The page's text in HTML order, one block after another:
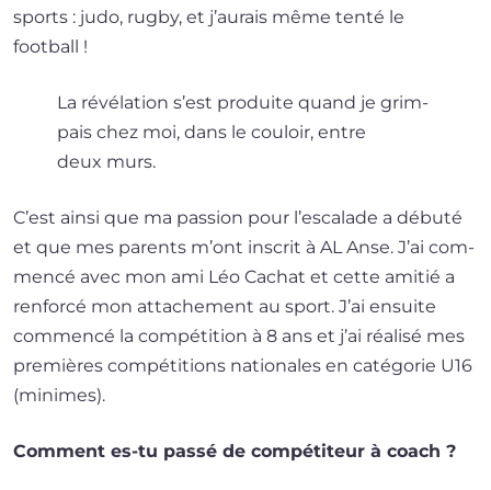
sports : judo, rug­by, et j’au­rais même ten­té le
football !
La révé­la­tion s’est pro­duite quand je grim­
pais chez moi, dans le cou­loir, entre
deux murs.
C’est ain­si que ma pas­sion pour l’escalade a débu­té
et que mes parents m’ont ins­crit à AL Anse. J’ai com­
men­cé avec mon ami Léo Cachat et cette ami­tié a
ren­for­cé mon atta­che­ment au sport. J’ai ensuite
com­men­cé la com­pé­ti­tion à 8 ans et j’ai réa­li­sé mes
pre­mières com­pé­ti­tions natio­nales en caté­go­rie U16
(minimes).
Comment es-tu pas­sé de com­pé­ti­teur à coach ?